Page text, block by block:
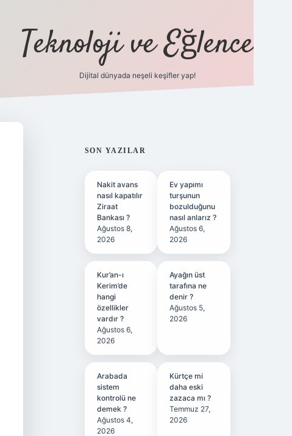
Teknoloji ve Eğlence
Dijital dünyada neşeli keşifler yap!
SIDEBAR
SON YAZILAR
Nakit avans
nasıl kapatılır
Ziraat
Bankası ?
Ağustos 8,
2026
Ev yapımı
turşunun
bozulduğunu
nasıl anlarız ?
Ağustos 6,
2026
Kur’an-ı
Kerim’de
hangi
özellikler
vardır ?
Ağustos 6,
2026
Ayağın üst
tarafına ne
denir ?
Ağustos 5,
2026
Arabada
sistem
kontrolü ne
demek ?
Ağustos 4,
2026
Kürtçe mi
daha eski
zazaca mı ?
Temmuz 27,
2026